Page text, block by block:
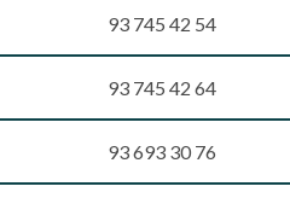
93 745 42 54
93 745 42 64
93 693 30 76